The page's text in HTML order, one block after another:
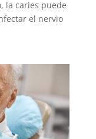
la caries puede
el nervio